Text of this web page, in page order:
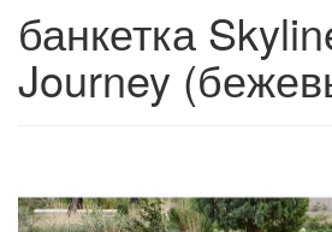
банкетка
Journey